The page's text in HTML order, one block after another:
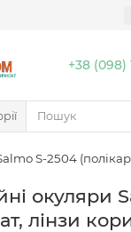
+38 (098)
S-2504
окуляри
лінзи